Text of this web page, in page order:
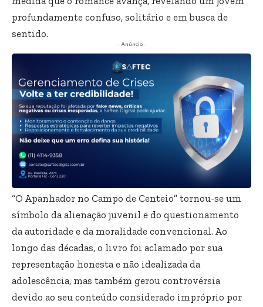
profundamente confuso, solitário e em busca de
sentido.
- Anúncio -
“O Apanhador no Campo de Centeio” tornou-se um
símbolo da alienação juvenil e do questionamento
da autoridade e da moralidade convencional. Ao
longo das décadas, o livro foi aclamado por sua
representação honesta e não idealizada da
adolescência, mas também gerou controvérsia
devido ao seu conteúdo considerado impróprio por